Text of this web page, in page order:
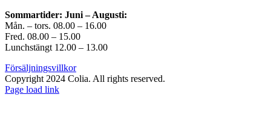
Sommartider: Juni – Augusti:
Mån. – tors. 08.00 – 16.00
Fred. 08.00 – 15.00
Lunchstängt 12.00 – 13.00
Försäljningsvillkor
Copyright 2024 Colia. All rights reserved.
Page load link